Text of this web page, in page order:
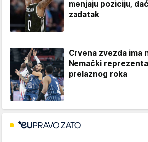
menjaju poziciju,
zadatak
Crvena zvezda ima
Nemački
prelaznog roka